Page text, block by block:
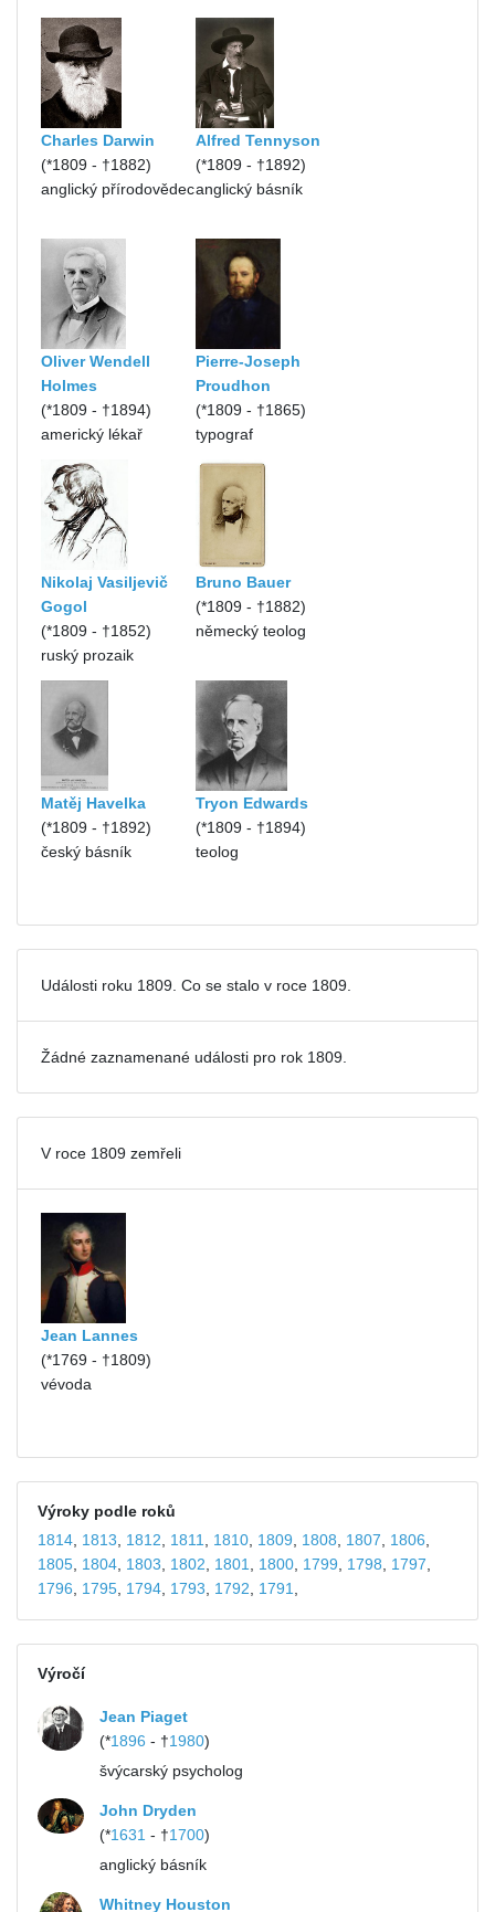
Charles Darwin
(*1809 - †1882)
anglický přírodovědec
Alfred Tennyson
(*1809 - †1892)
anglický básník
Oliver Wendell
Holmes
(*1809 - †1894)
americký lékař
Pierre-Joseph
Proudhon
(*1809 - †1865)
typograf
Nikolaj Vasiljevič
Gogol
(*1809 - †1852)
ruský prozaik
Bruno Bauer
(*1809 - †1882)
německý teolog
Matěj Havelka
(*1809 - †1892)
český básník
Tryon Edwards
(*1809 - †1894)
teolog
Události roku 1809. Co se stalo v roce 1809.
Žádné zaznamenané události pro rok 1809.
V roce 1809 zemřeli
Jean Lannes
(*1769 - †1809)
vévoda
Výroky podle roků
1814, 1813 1812 1811 1810, 1809 1808 1807 1806
1805, 1804, 1803 1802 1801 1800, 1799 1798 1797
1796
1795, 1794, 1793 1792 1791
Výročí
Jean Piaget
(*1896 - †1980)
švýcarský psycholog
John Dryden
(*1631 - †1700)
anglický básník
Whitney Houston